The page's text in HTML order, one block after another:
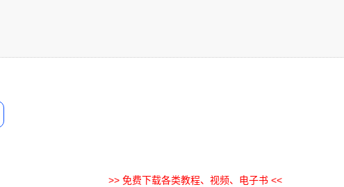
>> 免费下载各类教程、视频、电子书 <<